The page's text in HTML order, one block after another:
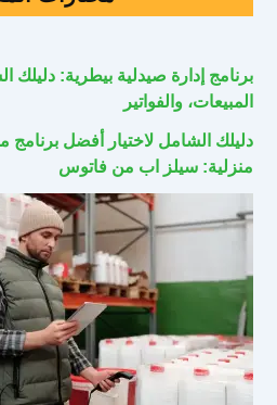
برنامج إدارة صيدلية بيطرية: دليلك
المبيعات، والفواتير
دليلك الشامل لاختيار أفضل
منزلية: سيلز اب من فاتوس